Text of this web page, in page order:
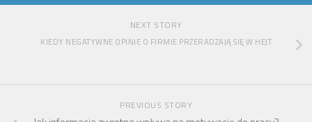
NEXT STORY
KIEDY NEGATYWNE OPINIE O FIRMIE PRZERADZAJĄ SIĘ W HEJT
PREVIOUS STORY